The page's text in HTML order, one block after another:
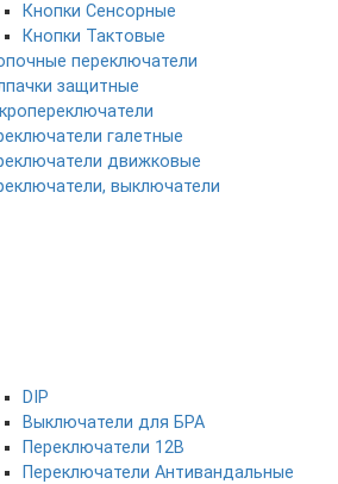
Кнопки Сенсорные
Кнопки Тактовые
переключатели
защитные
галетные
движковые
выключатели
DIP
Выключатели для БРА
Переключатели 12В
Переключатели Антивандальные